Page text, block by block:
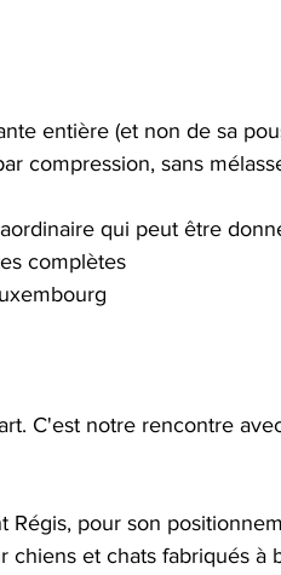
entière (et non de sa
compression, sans
qui peut être
complètes
C'est notre rencontre
pour son
chiens et chats fabriqués à